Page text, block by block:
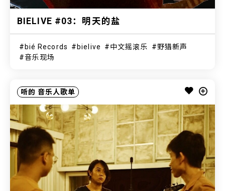
BIELIVE #03：明天的盐
bié Records bielive 中文摇滚乐
野猎新声
音乐现场
听的 音乐人歌单